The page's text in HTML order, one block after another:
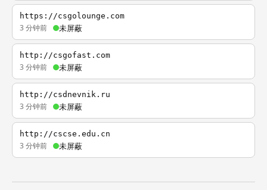
https://csgolounge.com
3 分钟前 未屏蔽
http://csgofast.com
3 分钟前 未屏蔽
http://csdnevnik.ru
3 分钟前 未屏蔽
http://cscse.edu.cn
3 分钟前 未屏蔽